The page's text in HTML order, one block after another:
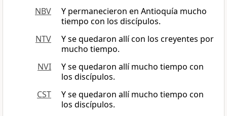
NBV
Y permanecieron en Antioquía mucho
tiempo con los discípulos.
NTV
Y se quedaron allí con los creyentes por
mucho tiempo.
NVI
Y se quedaron allí mucho tiempo con
los discípulos.
CST
Y se quedaron allí mucho tiempo con
los discípulos.